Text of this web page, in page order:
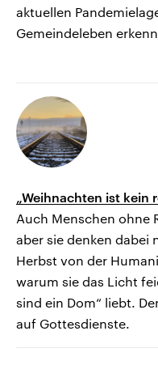
aktuellen
Gemeindeleben
„Weihnachten ist kein
Auch Menschen ohne
aber sie denken dabei
Herbst von der
warum sie das Licht
sind ein Dom“ liebt.
auf Gottesdienste.